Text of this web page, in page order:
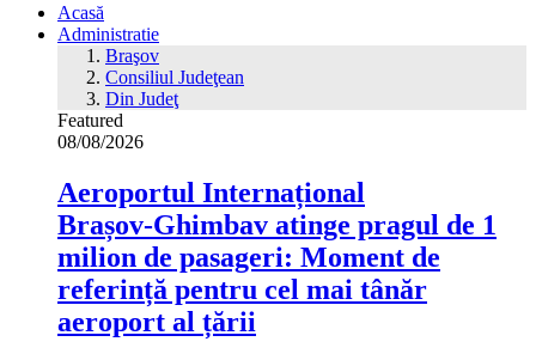
Acasă
Administratie
Braşov
Consiliul Judeţean
Din Judeţ
Featured
08/08/2026
Aeroportul Internațional
Brașov‑Ghimbav atinge pragul de 1
milion de pasageri: Moment de
referință pentru cel mai tânăr
aeroport al țării